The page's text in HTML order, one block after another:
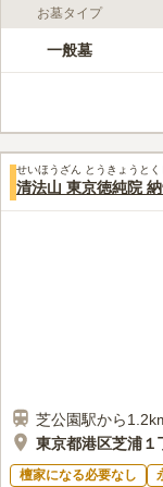
ライフドット編集部の
正傅寺は、
でしょう。
口コミ評価
この霊園はまだ誰から
お墓タイプ
一般墓
せいほうざん とうきょうと
清法山 東京徳純院
芝公園駅から
東京都港区芝浦１
檀家になる必要なし